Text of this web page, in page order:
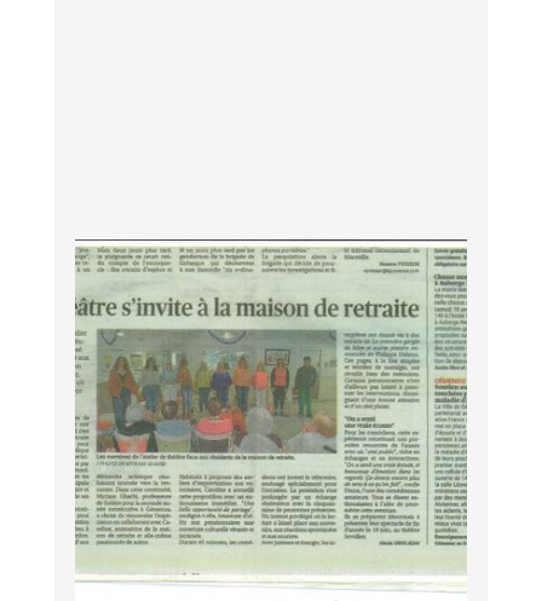
16 Avril 2026
Le théâtre s'invite à Flore d'Arc !
Le théâtre s'invite à notre Ehpad Flore d'Arc. Les
membres de l'atelier théâtre de l'Espace Sport et
Culture Albert Giraldi de Gémenos ont proposé aux
résidents une lecture publique d'extraits du recueil de
textes "La première gorgée de bière et autres plaisirs
minuscules" de Philippe Delerm. Prendre soin des
résidents, c'est aussi leur permettre d'avoir accès à la
culture et aux moments de partage. La Provence a pu
capter ce moment et a publié un article le 11 janvier
2026, témoignant des initiatives culturelles dans les
Ehpads, en l'occurrence de notre association. Bravo aux
équipes de Saint Joseph Seniors, toujours très